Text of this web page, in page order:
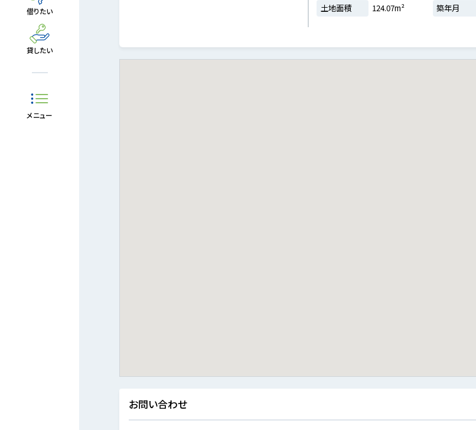
借りたい
貸したい
メニュー
土地面積
124.07m² 築年月
お問い合わせ